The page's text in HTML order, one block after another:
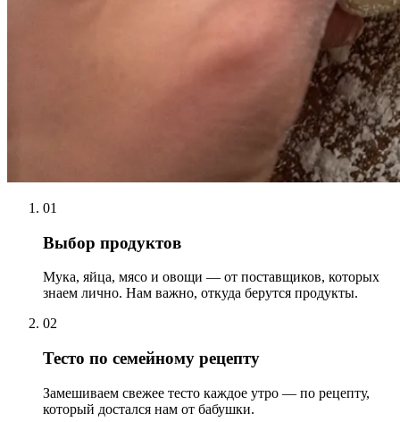
01
Выбор продуктов
Мука, яйца, мясо и овощи — от поставщиков, которых
знаем лично. Нам важно, откуда берутся продукты.
02
Тесто по семейному рецепту
Замешиваем свежее тесто каждое утро — по рецепту,
который достался нам от бабушки.